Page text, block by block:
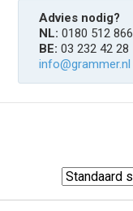
Advies nodig?
NL: 0180 512 866
BE: 03 232 42 28
info@grammer.nl